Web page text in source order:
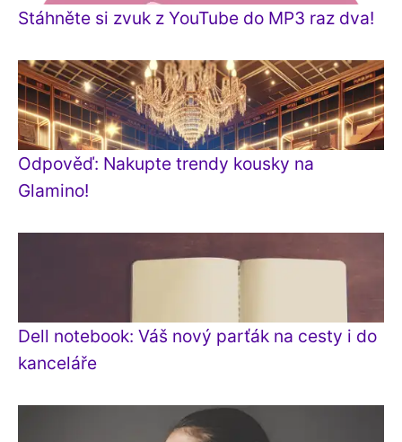
Stáhněte si zvuk z YouTube do MP3 raz dva!
Odpověď: Nakupte trendy kousky na
Glamino!
Dell notebook: Váš nový parťák na cesty i do
kanceláře